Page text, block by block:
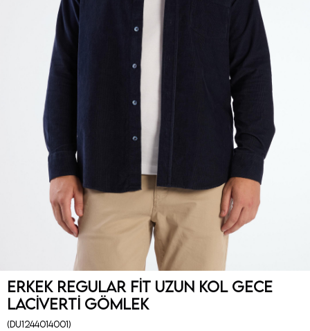
Erkek Regular Fit Uzun Kol Gece
Laciverti Gömlek
(DU1244014001)